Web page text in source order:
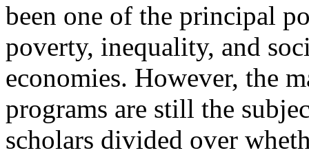
been one of the principal
poverty, inequality, and
economies. However, the
programs are still the
scholars divided over